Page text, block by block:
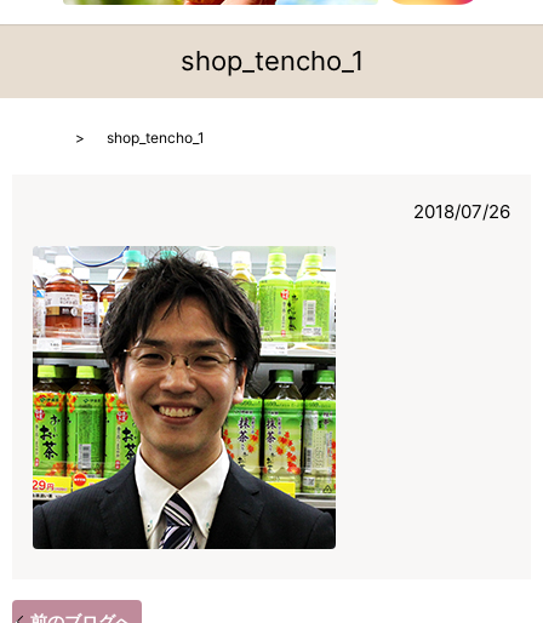
shop_tencho_1
shop_tencho_1
2018/07/26